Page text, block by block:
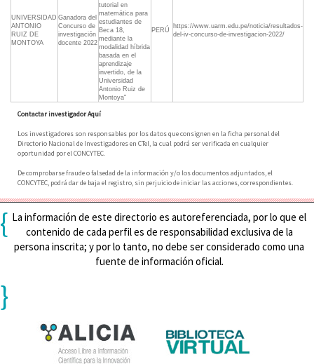
UNIVERSIDAD
ANTONIO
RUIZ DE
MONTOYA
Ganadora del
Concurso de
investigación
docente 2022
tutorial en
matemática para
estudiantes de
Beca 18,
mediante la
modalidad híbrida
basada en el
aprendizaje
invertido, de la
Universidad
Antonio Ruiz de
Montoya"
PERÚ
https://www.uarm.edu.pe/noticia/resultados-
del-iv-concurso-de-investigacion-2022/
Contactar investigador Aquí
Los investigadores son responsables por los datos que consignen en la ficha personal del
Directorio Nacional de Investigadores en CTeI, la cual podrá ser verificada en cualquier
oportunidad por el CONCYTEC.
De comprobarse fraude o falsedad de la información y/o los documentos adjuntados, el
CONCYTEC, podrá dar de baja el registro, sin perjuicio de iniciar las acciones, correspondientes.
{ La información de este directorio es autoreferenciada, por lo que el
contenido de cada perfil es de responsabilidad exclusiva de la
persona inscrita; y por lo tanto, no debe ser considerado como una
fuente de información oficial.
}